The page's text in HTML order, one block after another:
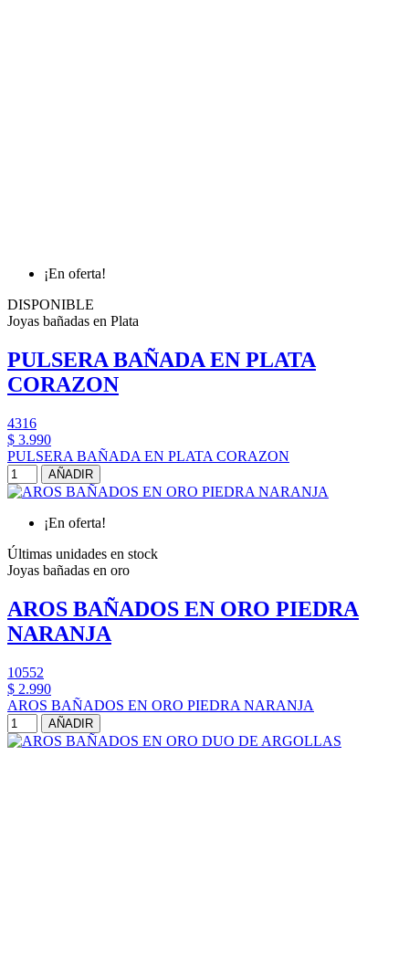
¡En oferta!
DISPONIBLE
Joyas bañadas en Plata
PULSERA BAÑADA EN PLATA
CORAZON
4316
$ 3.990
PULSERA BAÑADA EN PLATA CORAZON
AÑADIR
¡En oferta!
Últimas unidades en stock
Joyas bañadas en oro
AROS BAÑADOS EN ORO PIEDRA
NARANJA
10552
$ 2.990
AROS BAÑADOS EN ORO PIEDRA NARANJA
AÑADIR